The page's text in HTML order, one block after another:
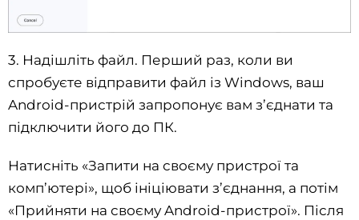
3. Надішліть файл. Перший раз, коли ви
спробуєте відправити файл із Windows, ваш
Android-пристрій запропонує вам з’єднати та
підключити його до ПК.
Натисніть «Запити на своєму пристрої та
комп’ютері», щоб ініціювати з’єднання, а потім
«Прийняти на своєму Android-пристрої». Після